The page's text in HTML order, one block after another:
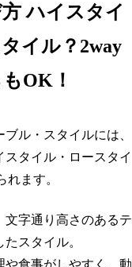
ハイスタイ
イル？2way
OK！
ル・スタイルには、
スタイル・ロースタイ
れます。
文字通り高さのあるテ
スタイル。
や食事がしやすく、動